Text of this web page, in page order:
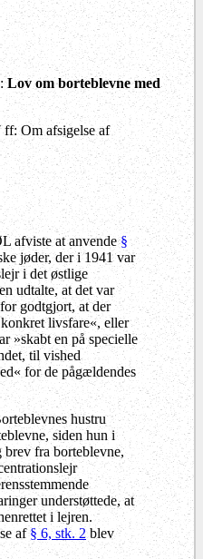
Lov om borteblevne med
ff:Om afsigelse af
afviste at anvende§
jøder, der i 1941 var
i det østlige
udtalte, at det var
godtgjort, at der
livsfare«, eller
»skabt en på specielle
til vished
for de pågældendes
hustru
siden hun i
brev fra borteblevne,
understøttede, at
i lejren.
af§ 6, stk. 2 blev